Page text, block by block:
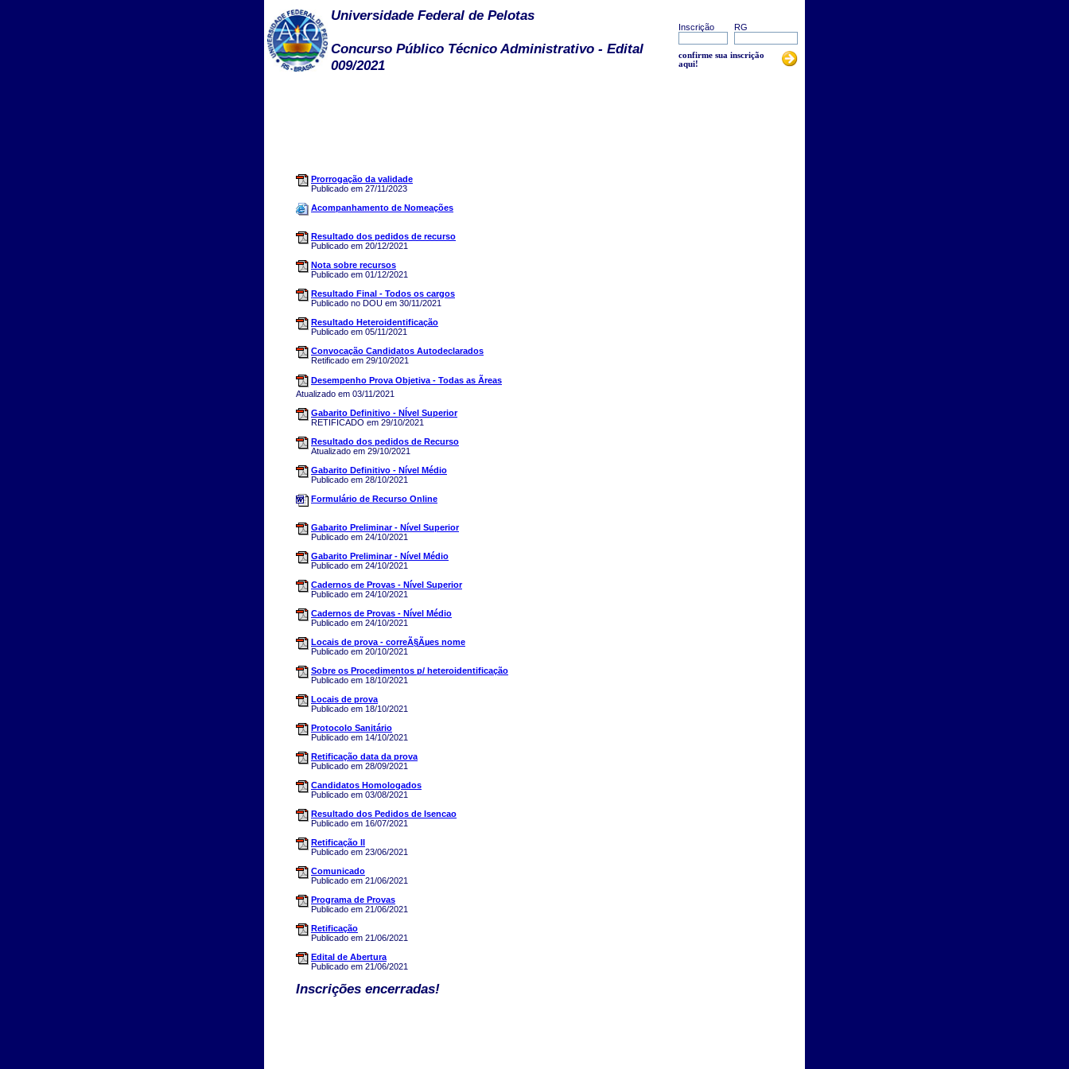
Universidade Federal de Pelotas
Concurso Público Técnico Administrativo - Edital
009/2021
Inscrição RG
confirme sua inscrição
aqui!
Prorrogação da validade
Publicado em 27/11/2023
Acompanhamento de Nomeações
Resultado dos pedidos de recurso
Publicado em 20/12/2021
Nota sobre recursos
Publicado em 01/12/2021
Resultado Final - Todos os cargos
Publicado no DOU em 30/11/2021
Resultado Heteroidentificação
Publicado em 05/11/2021
Convocação Candidatos Autodeclarados
Retificado em 29/10/2021
Desempenho Prova Objetiva - Todas as Ãreas
Atualizado em 03/11/2021
Gabarito Definitivo - NÍ­vel Superior
RETIFICADO em 29/10/2021
Resultado dos pedidos de Recurso
Atualizado em 29/10/2021
Gabarito Definitivo - Nível Médio
Publicado em 28/10/2021
Formulário de Recurso Online
Gabarito Preliminar - Nível Superior
Publicado em 24/10/2021
Gabarito Preliminar - Nível Médio
Publicado em 24/10/2021
Cadernos de Provas - Nível Superior
Publicado em 24/10/2021
Cadernos de Provas - Nível Médio
Publicado em 24/10/2021
Locais de prova - correÃ§Ãµes nome
Publicado em 20/10/2021
Sobre os Procedimentos p/ heteroidentificação
Publicado em 18/10/2021
Locais de prova
Publicado em 18/10/2021
Protocolo Sanitário
Publicado em 14/10/2021
Retificação data da prova
Publicado em 28/09/2021
Candidatos Homologados
Publicado em 03/08/2021
Resultado dos Pedidos de Isencao
Publicado em 16/07/2021
Retificação II
Publicado em 23/06/2021
Comunicado
Publicado em 21/06/2021
Programa de Provas
Publicado em 21/06/2021
Retificação
Publicado em 21/06/2021
Edital de Abertura
Publicado em 21/06/2021
Inscrições encerradas!